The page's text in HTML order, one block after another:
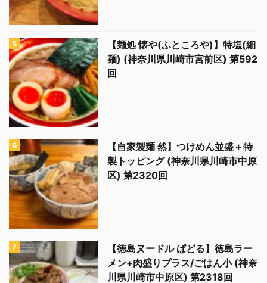
【麺処 懐や(ふところや)】特塩(細
麺) (神奈川県川崎市宮前区) 第592
回
【自家製麺 然】つけめん並盛＋特
製トッピング (神奈川県川崎市中原
区) 第2320回
【徳島ヌードル ぱどる】徳島ラー
メン+肉盛りプラス/ごはん小 (神奈
川県川崎市中原区) 第2318回